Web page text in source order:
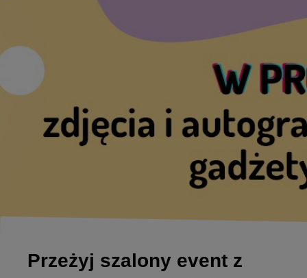
Przeżyj szalony event z